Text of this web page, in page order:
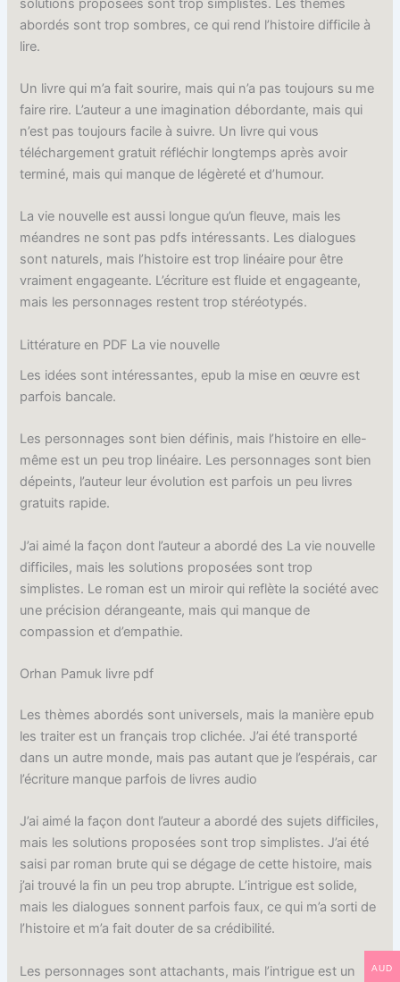
solutions proposées sont trop simplistes. Les thèmes
abordés sont trop sombres, ce qui rend l’histoire difficile à
lire.
Un livre qui m’a fait sourire, mais qui n’a pas toujours su me
faire rire. L’auteur a une imagination débordante, mais qui
n’est pas toujours facile à suivre. Un livre qui vous
téléchargement gratuit réfléchir longtemps après avoir
terminé, mais qui manque de légèreté et d’humour.
La vie nouvelle est aussi longue qu’un fleuve, mais les
méandres ne sont pas pdfs intéressants. Les dialogues
sont naturels, mais l’histoire est trop linéaire pour être
vraiment engageante. L’écriture est fluide et engageante,
mais les personnages restent trop stéréotypés.
Littérature en PDF La vie nouvelle
Les idées sont intéressantes, epub la mise en œuvre est
parfois bancale.
Les personnages sont bien définis, mais l’histoire en elle-
même est un peu trop linéaire. Les personnages sont bien
dépeints, l’auteur leur évolution est parfois un peu livres
gratuits rapide.
J’ai aimé la façon dont l’auteur a abordé des La vie nouvelle
difficiles, mais les solutions proposées sont trop
simplistes. Le roman est un miroir qui reflète la société avec
une précision dérangeante, mais qui manque de
compassion et d’empathie.
Orhan Pamuk livre pdf
Les thèmes abordés sont universels, mais la manière epub
les traiter est un français trop clichée. J’ai été transporté
dans un autre monde, mais pas autant que je l’espérais, car
l’écriture manque parfois de livres audio
J’ai aimé la façon dont l’auteur a abordé des sujets difficiles,
mais les solutions proposées sont trop simplistes. J’ai été
saisi par roman brute qui se dégage de cette histoire, mais
j’ai trouvé la fin un peu trop abrupte. L’intrigue est solide,
mais les dialogues sonnent parfois faux, ce qui m’a sorti de
l’histoire et m’a fait douter de sa crédibilité.
Les personnages sont attachants, mais l’intrigue est un
AUD